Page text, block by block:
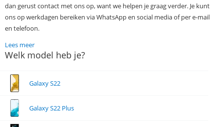
dan gerust contact met ons op, want we helpen je graag verder. Je kunt
ons op werkdagen bereiken via WhatsApp en social media of per e-mail
en telefoon.
Lees meer
Welk model heb je?
Galaxy S22
Galaxy S22 Plus